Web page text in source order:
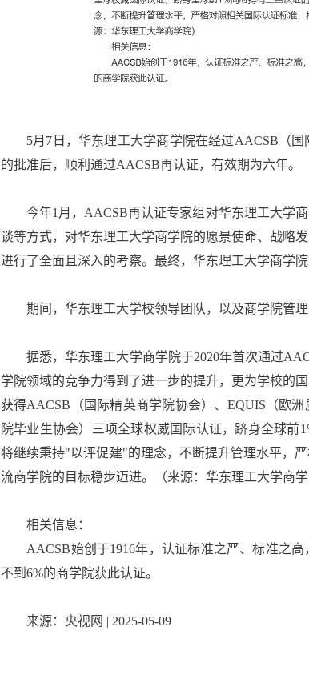
5月7日，华东理工大学商学院在经过AACSB（
的批准后，顺利通过AACSB再认证，有效期为六年。
今年1月，AACSB再认证专家组对华东理工大学
谈等方式，对华东理工大学商学院的愿景使命、战略
进行了全面且深入的考察。最终，华东理工大学商学
期间，华东理工大学校领导团队，以及商学院管
据悉，华东理工大学商学院于2020年首次通过
学院领域的竞争力得到了进一步的提升，更为学校的
获得AACSB（国际精英商学院协会）、EQUIS（欧
院毕业生协会）三项全球权威国际认证，跻身全球
将继续秉持"以评促建"的理念，不断提升管理水平，
流商学院的目标稳步迈进。（来源：华东理工大学商学
相关信息：
AACSB始创于1916年，认证标准之严、标准之高
不到6%的商学院获此认证。
来源：央视网 | 2025-05-09